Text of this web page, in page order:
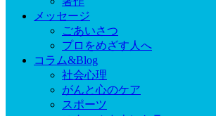
メッセージ
ごあいさつ
プロをめざす人へ
コラム&Blog
社会心理
がんと心のケア
スポーツ